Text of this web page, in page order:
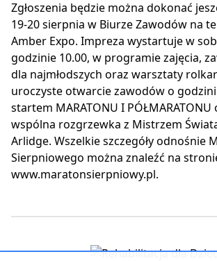
Zgłoszenia będzie można dokonać
19-20 sierpnia w Biurze Zawodów na
Amber Expo. Impreza wystartuje w
godzinie 10.00, w programie zajęcia,
dla najmłodszych oraz warsztaty
uroczyste otwarcie zawodów o
startem MARATONU I
wspólna rozgrzewka z Mistrzem
Arlidge. Wszelkie szczegóły odnośnie
Sierpniowego można znaleźć na
www.maratonsierpniowy.pl.